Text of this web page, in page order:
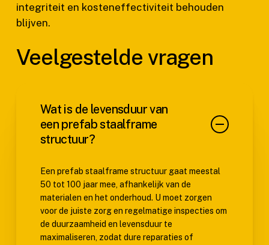
integriteit en kosteneffectiviteit behouden
blijven.
Veelgestelde vragen
Wat is de levensduur van
een prefab staalframe
structuur?
Een prefab staalframe structuur gaat meestal
50 tot 100 jaar mee, afhankelijk van de
materialen en het onderhoud. U moet zorgen
voor de juiste zorg en regelmatige inspecties om
de duurzaamheid en levensduur te
maximaliseren, zodat dure reparaties of